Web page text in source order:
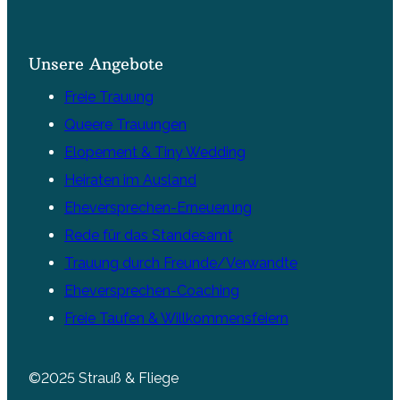
Unsere Angebote
Freie Trauung
Queere Trauungen
Elopement & Tiny Wedding
Heiraten im Ausland
Eheversprechen-Erneuerung
Rede für das Standesamt
Trauung durch Freunde/Verwandte
Eheversprechen-Coaching
Freie Taufen & Willkommensfeiern
©2025 Strauß & Fliege